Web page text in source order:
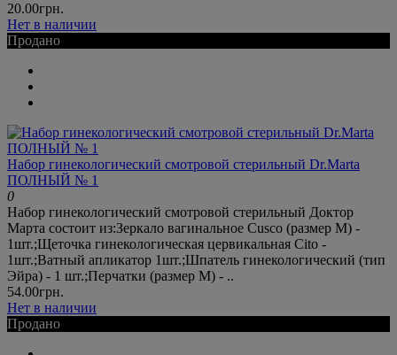
20.00грн.
Нет в наличии
Продано
Набор гинекологический смотровой стерильный Dr.Marta
ПОЛНЫЙ № 1
0
Набор гинекологический смотровой стерильный Доктор
Марта состоит из:Зеркало вагинальное Cusco (размер М) -
1шт.;Щеточка гинекологическая цервикальная Cito -
1шт.;Ватный апликатор 1шт.;Шпатель гинекологический (тип
Эйра) - 1 шт.;Перчатки (размер М) - ..
54.00грн.
Нет в наличии
Продано